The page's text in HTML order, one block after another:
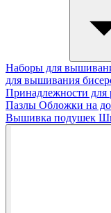
Наборы для
для вышивания
Принадлежности для
Пазлы Обложки на
Вышивка подушек